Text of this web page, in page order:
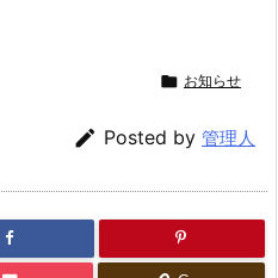
 お知らせ
 Posted by 管理人